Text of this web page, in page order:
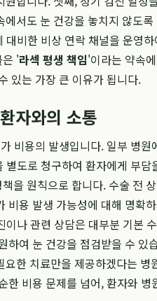
서도 눈 건강을 놓치지 않도록
비한 비상 연락 채널을 운영
'라섹 평생 책임'이라는 약속
있는 가장 큰 이유가 됩니다.
자와의 소통
비용의 발생입니다. 일부 병원
도로 청구하여 환자에게 부담
을 원칙으로 합니다. 수술 전
비용 발생 가능성에 대해 명확
이나 관련 상담은 대부분 기본
하여 눈 건강을 점검받을 수 있
한 치료만을 제공하겠다는 병
한 비용 문제를 넘어, 환자와 병